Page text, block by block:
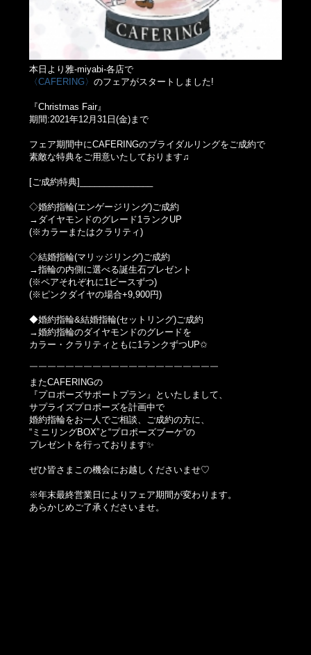
本日より雅-miyabi-各店で
〈CAFERING〉のフェアがスタートしました!
『Christmas Fair』
期間:2021年12月31日(金)まで
フェア期間中にCAFERINGのブライダルリングをご成約で
素敵な特典をご用意いたしております♫
[ご成約特典]_______________
◇婚約指輪(エンゲージリング)ご成約
→ダイヤモンドのグレード1ランクUP
(※カラーまたはクラリティ)
◇結婚指輪(マリッジリング)ご成約
→指輪の内側に選べる誕生石プレゼント
(※ペアそれぞれに1ピースずつ)
(※ピンクダイヤの場合+9,900円)
◆婚約指輪&結婚指輪(セットリング)ご成約
→婚約指輪のダイヤモンドのグレードを
カラー・クラリティともに1ランクずつUP✩
￣￣￣￣￣￣￣￣￣￣￣￣￣￣￣￣￣￣￣￣￣
またCAFERINGの
『プロポーズサポートプラン』といたしまして、
サプライズプロポーズを計画中で
婚約指輪をお一人でご相談、ご成約の方に、
“ミニリングBOX”と“プロポーズブーケ”の
プレゼントを行っております✨
ぜひ皆さまこの機会にお越しくださいませ♡
※年末最終営業日によりフェア期間が変わります。
あらかじめご了承くださいませ。